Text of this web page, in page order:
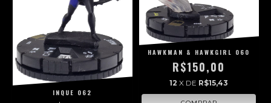
INQUE 062
HAWKMAN & HAWKGIRL 060
R$150,00
12 X DE R$15,43